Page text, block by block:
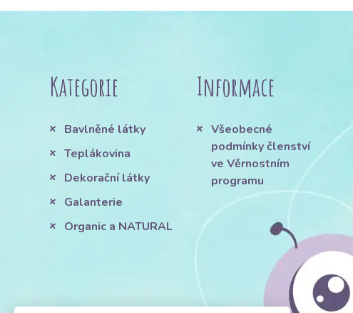
Kategorie
Bavlněné látky
Teplákovina
Dekorační látky
Galanterie
Organic a NATURAL
Informace
Všeobecné
podmínky členství
ve Věrnostním
programu